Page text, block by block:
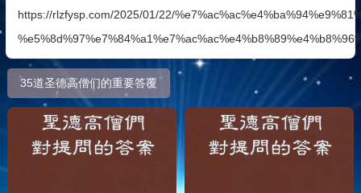
https://rlzfysp.com/2025/01/22/
35道圣德高僧们的重要答覆